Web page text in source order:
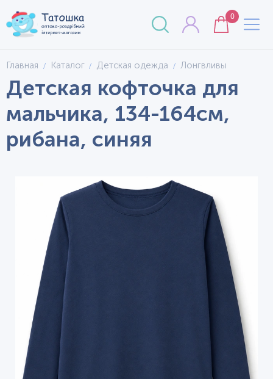
0
Главная Каталог Детская одежда Лонгвливы
Детская кофточка для
мальчика, 134-164см,
рибана, синяя